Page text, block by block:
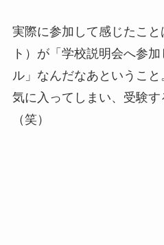
実際に参加して感じたこ
ト）が「学校説明会へ参
ル」なんだなあというこ
気に入ってしまい、受験
（笑）